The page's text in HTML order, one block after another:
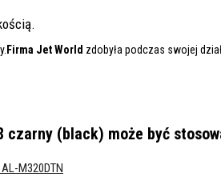
Firma Jet World zdobyła podczas swojej
czarny (black) może być
M320DTN